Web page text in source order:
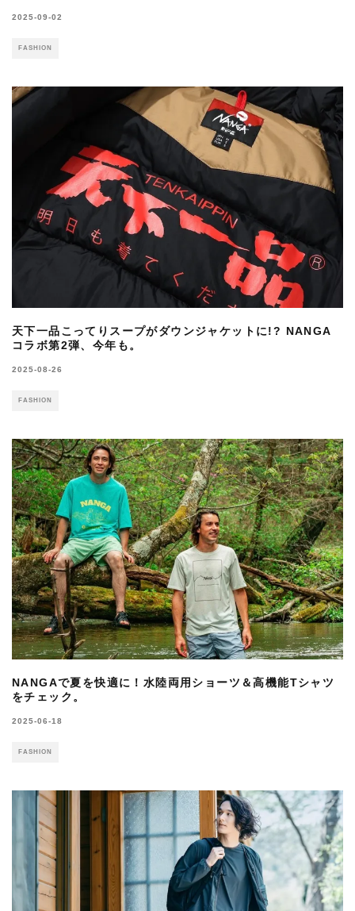
2025-09-02
FASHION
天下一品こってりスープがダウンジャケットに!? NANGA
コラボ第2弾、今年も。
2025-08-26
FASHION
NANGAで夏を快適に！水陸両用ショーツ＆高機能Tシャツ
をチェック。
2025-06-18
FASHION